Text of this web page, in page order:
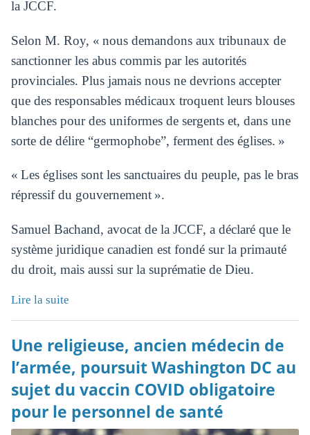
la JCCF.
Selon M. Roy, « nous demandons aux tribunaux de
sanctionner les abus commis par les autorités
provinciales. Plus jamais nous ne devrions accepter
que des responsables médicaux troquent leurs blouses
blanches pour des uniformes de sergents et, dans une
sorte de délire “germophobe”, ferment des églises. »
« Les églises sont les sanctuaires du peuple, pas le bras
répressif du gouvernement ».
Samuel Bachand, avocat de la JCCF, a déclaré que le
système juridique canadien est fondé sur la primauté
du droit, mais aussi sur la suprématie de Dieu.
Lire la suite
Une religieuse, ancien médecin de
l’armée, poursuit Washington DC au
sujet du vaccin COVID obligatoire
pour le personnel de santé